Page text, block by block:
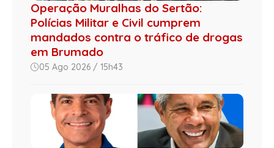
Operação Muralhas do Sertão:
Polícias Militar e Civil cumprem
mandados contra o tráfico de drogas
em Brumado
05 Ago 2026 / 15h43